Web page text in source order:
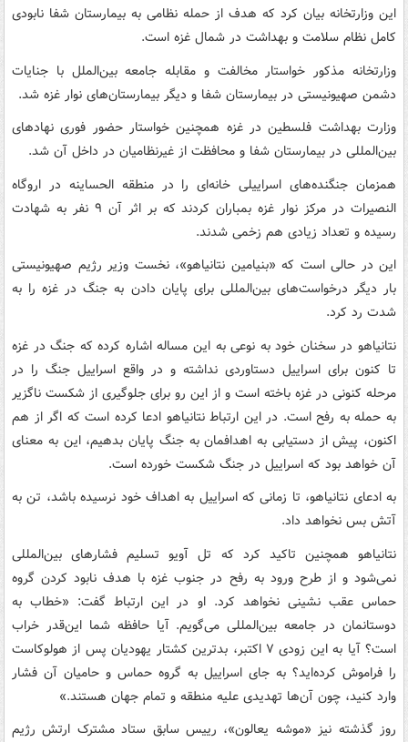
این وزارتخانه بیان کرد که هدف از حمله نظامی به بیمارستان شفا نابودی
کامل نظام سلامت و بهداشت در شمال غزه است.
وزارتخانه مذکور خواستار مخالفت و مقابله جامعه بین‌الملل با جنایات
دشمن صهیونیستی در بیمارستان شفا و دیگر بیمارستان‌های نوار غزه شد.
وزارت بهداشت فلسطین در غزه همچنین خواستار حضور فوری نهادهای
بین‌المللی در بیمارستان شفا و محافظت از غیرنظامیان در داخل آن شد.
همزمان جنگنده‌های اسراییلی خانه‌ای را در منطقه الحساینه در اروگاه
النصیرات در مرکز نوار غزه بمباران کردند که بر اثر آن ۹ نفر به شهادت
رسیده و تعداد زیادی هم زخمی شدند.
این در حالی است که «بنیامین نتانیاهو»، نخست وزیر رژیم صهیونیستی
بار دیگر درخواست‌های بین‌المللی برای پایان دادن به جنگ در غزه را به
شدت رد کرد.
نتانیاهو در سخنان خود به نوعی به این مساله اشاره کرده که جنگ در غزه
تا کنون برای اسراییل دستاوردی نداشته و در واقع اسراییل جنگ را در
مرحله کنونی در غزه باخته است و از این رو برای جلوگیری از شکست ناگزیر
به حمله به رفح است. در این ارتباط نتانیاهو ادعا کرده است که اگر از هم
اکنون، پیش از دستیابی به اهدافمان به جنگ پایان بدهیم، این به معنای
آن خواهد بود که اسراییل در جنگ شکست خورده است.
به ادعای نتانیاهو، تا زمانی که اسراییل به اهداف خود نرسیده باشد، تن به
آتش بس نخواهد داد.
نتانیاهو همچنین تاکید کرد که تل آویو تسلیم فشارهای بین‌المللی
نمی‌شود و از طرح ورود به رفح در جنوب غزه با هدف نابود کردن گروه
حماس عقب نشینی نخواهد کرد. او در این ارتباط گفت: «خطاب به
دوستانمان در جامعه بین‌المللی می‌گویم. آیا حافظه شما این‌قدر خراب
است؟ آیا به این زودی ۷ اکتبر، بدترین کشتار یهودیان پس از هولوکاست
را فراموش کرده‌اید؟ به جای اسراییل به گروه حماس و حامیان آن فشار
وارد کنید، چون آن‌ها تهدیدی علیه منطقه و تمام جهان هستند.»
روز گذشته نیز «موشه یعالون»، رییس سابق ستاد مشترک ارتش رژیم